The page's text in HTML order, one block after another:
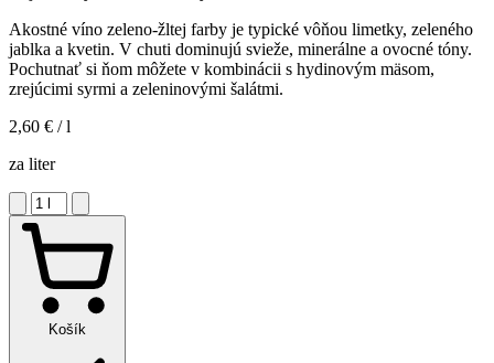
Akostné víno zeleno-žltej farby je typické vôňou limetky, zeleného
jablka a kvetin. V chuti dominujú svieže, minerálne a ovocné tóny.
Pochutnať si ňom môžete v kombinácii s hydinovým mäsom,
zrejúcimi syrmi a zeleninovými šalátmi.
2,60 € / l
za liter
Košík